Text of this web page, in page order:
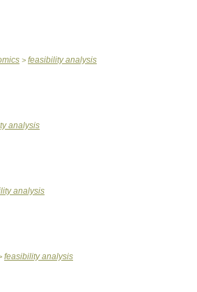
> feasibility analysis
analysis
analysis
feasibility analysis